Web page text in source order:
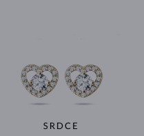
SRDCE